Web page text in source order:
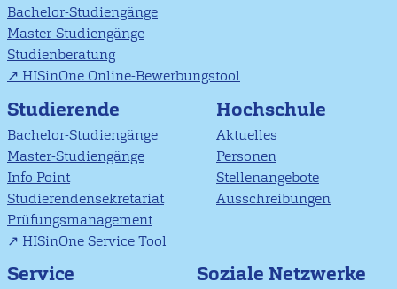
Bachelor-Studiengänge
Master-Studiengänge
Studienberatung
HISinOne Online-Bewerbungstool
Studierende
Bachelor-Studiengänge
Master-Studiengänge
Info Point
Studierendensekretariat
Prüfungsmanagement
HISinOne Service Tool
Hochschule
Aktuelles
Personen
Stellenangebote
Ausschreibungen
Service Soziale Netzwerke